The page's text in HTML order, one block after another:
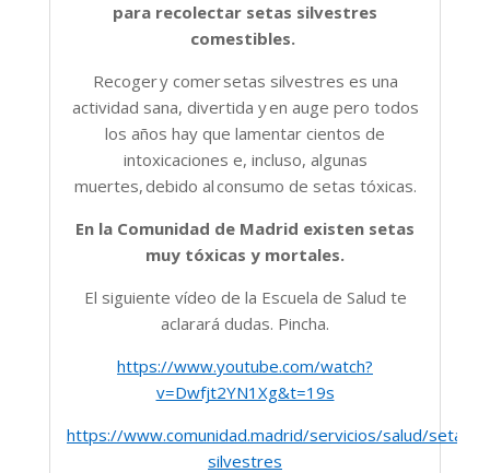
para recolectar setas silvestres
comestibles.
Recoger y comer setas silvestres es una
actividad sana, divertida y en auge pero todos
los años hay que lamentar cientos de
intoxicaciones e, incluso, algunas
muertes, debido al consumo de setas tóxicas.
En la Comunidad de Madrid existen setas
muy tóxicas y mortales.
El siguiente vídeo de la Escuela de Salud te
aclarará dudas. Pincha.
https://www.youtube.com/watch?
v=Dwfjt2YN1Xg&t=19s
https://www.comunidad.madrid/servicios/salud/setas-
silvestres